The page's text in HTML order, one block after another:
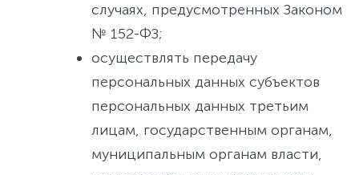
случаях, предусмотренных Законом
№ 152-ФЗ;
осуществлять передачу
персональных данных субъектов
персональных данных третьим
лицам, государственным органам,
муниципальным органам власти,